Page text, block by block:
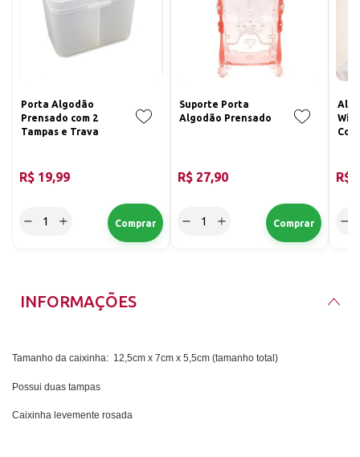
Porta Algodão
Prensado com 2
Tampas e Trava
R$ 19,99
Suporte Porta
Algodão Prensado
R$ 27,90 R$
INFORMAÇÕES
Tamanho da caixinha: 12,5cm x 7cm x 5,5cm (tamanho total)
Possui duas tampas
Caixinha levemente rosada